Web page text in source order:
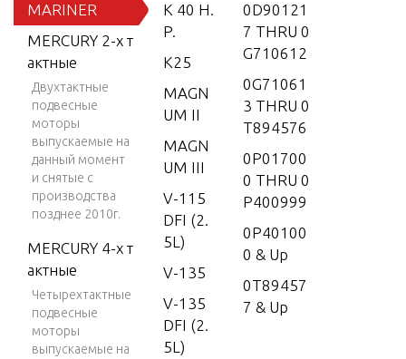
MARINER
MERCURY 2-х т
актные
Двухтактные
подвесные
моторы
выпускаемые на
данный момент
и снятые с
производства
позднее 2010г.
MERCURY 4-х т
актные
Четырехтактные
подвесные
моторы
выпускаемые на
K 40 H.
P.
K25
MAGN
UM II
MAGN
UM III
V-115
DFI (2.
5L)
V-135
V-135
DFI (2.
5L)
0D90121
7 THRU 0
G710612
0G71061
3 THRU 0
T894576
0P01700
0 THRU 0
P400999
0P40100
0 & Up
0T89457
7 & Up